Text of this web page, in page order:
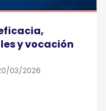
y vocación
03/2026